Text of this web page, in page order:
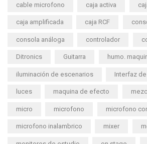
cable microfono caja activa
caja amplificada caja RCF
consola análoga controlador
Ditronics Guitarra humo.
iluminación de escenarios Interfaz
luces maquina de efecto
micro microfono microfono
microfono inalambrico mixer